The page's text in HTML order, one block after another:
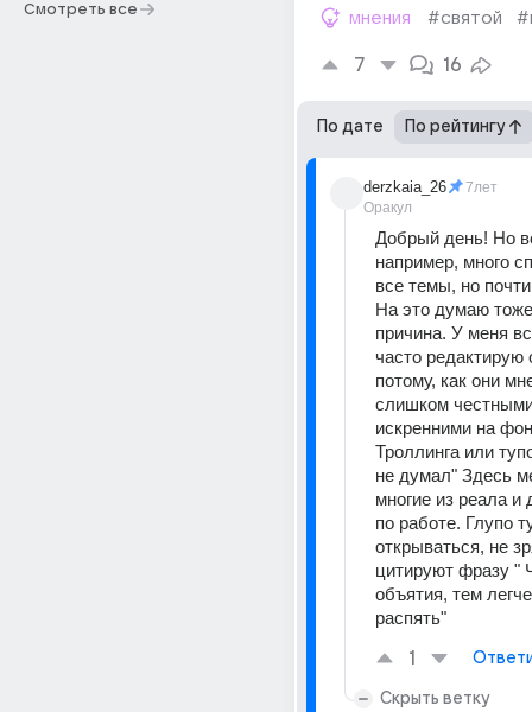
Смотреть все мнения #святой
7 16
По дате По рейтингу
derzkaia_26
Оракул
7лет
Добрый день! Но
например, много
все темы, но
На это думаю
причина. У меня
часто редактирую
потому, как они
слишком
искренними на
Троллинга или
не думал" Здесь
многие из реала и
по работе. Глупо
открываться, не
цитируют фразу "
объятия, тем
распять"
1
Скрыть ветку